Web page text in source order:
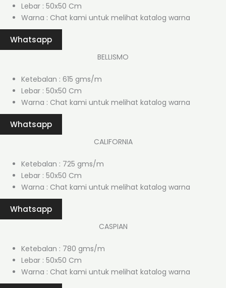
Lebar : 50x50 Cm
Warna : Chat kami untuk melihat katalog warna
Whatsapp
BELLISMO
Ketebalan : 615 gms/m
Lebar : 50x50 Cm
Warna : Chat kami untuk melihat katalog warna
Whatsapp
CALIFORNIA
Ketebalan : 725 gms/m
Lebar : 50x50 Cm
Warna : Chat kami untuk melihat katalog warna
Whatsapp
CASPIAN
Ketebalan : 780 gms/m
Lebar : 50x50 Cm
Warna : Chat kami untuk melihat katalog warna